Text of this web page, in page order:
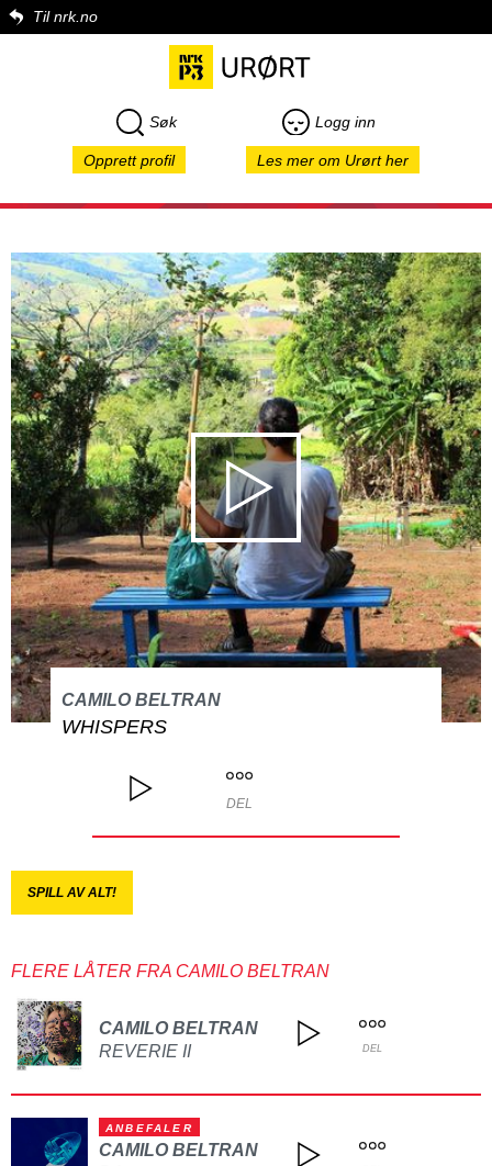
Til nrk.no
Søk Logg inn
Opprett profil Les mer om Urørt her
CAMILO BELTRAN
WHISPERS
DEL
SPILL AV ALT!
FLERE LÅTER FRA CAMILO BELTRAN
CAMILO BELTRAN
REVERIE II
DEL
ANBEFALER
CAMILO BELTRAN